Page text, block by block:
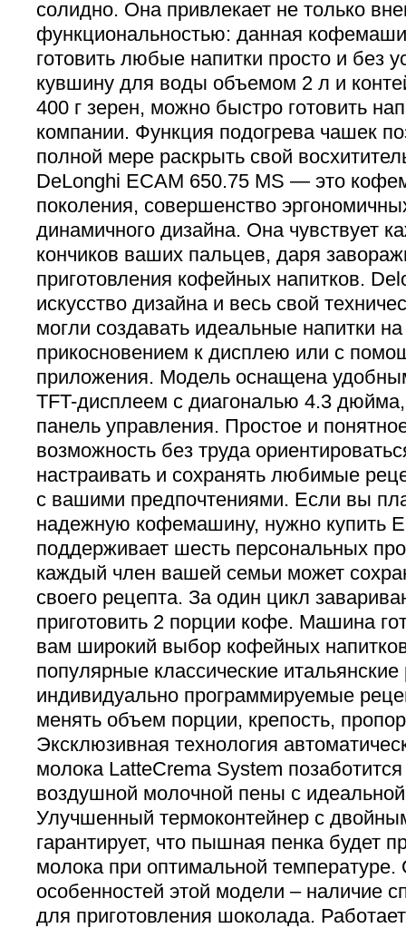
солидно. Она привлекает не только
функциональностью: данная
готовить любые напитки просто и без
кувшину для воды объемом 2 л и
400 г зерен, можно быстро готовить
компании. Функция подогрева чашек
полной мере раскрыть свой
DeLonghi ECAM 650.75 MS — это
поколения, совершенство
динамичного дизайна. Она чувствует
кончиков ваших пальцев, даря
приготовления кофейных напитков.
искусство дизайна и весь свой
могли создавать идеальные напитки
прикосновением к дисплею или с
приложения. Модель оснащена
TFT-дисплеем с диагональю 4.3
панель управления. Простое и
возможность без труда
настраивать и сохранять любимые
с вашими предпочтениями. Если вы
надежную кофемашину, нужно купить
поддерживает шесть персональных
каждый член вашей семьи может
своего рецепта. За один цикл
приготовить 2 порции кофе. Машина
вам широкий выбор кофейных
популярные классические
индивидуально программируемые
менять объем порции, крепость,
Эксклюзивная технология
молока LatteCrema System
воздушной молочной пены с идеальной
Улучшенный термоконтейнер с
гарантирует, что пышная пенка будет
молока при оптимальной температуре.
особенностей этой модели – наличие
для приготовления шоколада.